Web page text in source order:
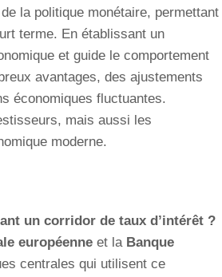
la politique monétaire, permettant
terme. En établissant un
et guide le comportement
avantages, des ajustements
économiques fluctuantes.
mais aussi les
moderne.
un corridor de taux d’intérêt ?
européenne et la Banque
centrales qui utilisent ce